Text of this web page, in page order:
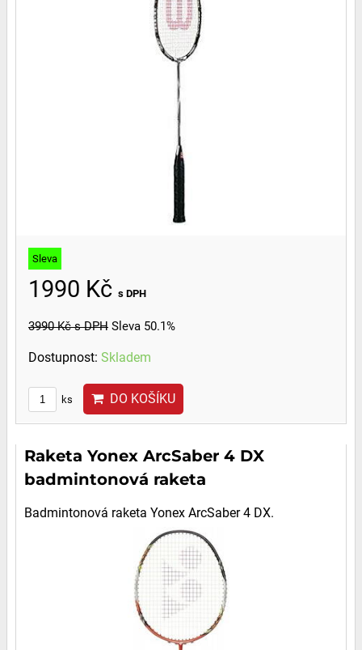
Sleva
1990 Kč s DPH
3990 Kčs DPH Sleva 50.1%
Dostupnost: Skladem
ks DO KOŠÍKU
Raketa Yonex ArcSaber 4 DX
badmintonová raketa
Badmintonová raketa Yonex ArcSaber 4 DX.